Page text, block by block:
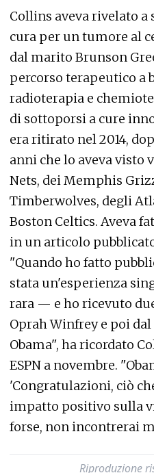
Collins aveva rivelato a
cura per un tumore al
dal marito Brunson
percorso terapeutico a
radioterapia e
di sottoporsi a cure
era ritirato nel 2014,
anni che lo aveva visto
Nets, dei Memphis
Timberwolves, degli
Boston Celtics. Aveva
in un articolo
"Quando ho fatto
stata un'esperienza
rara — e ho ricevuto
Oprah Winfrey e poi
Obama", ha ricordato
ESPN a novembre.
'Congratulazioni, ciò
impatto positivo sulla
forse, non incontrerai
Riproduzione